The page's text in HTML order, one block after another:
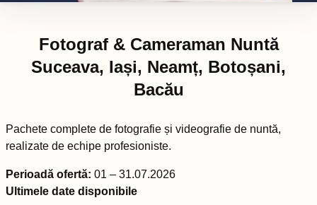
Fotograf & Cameraman Nuntă
Suceava, Iași, Neamț, Botoșani,
Bacău
Pachete complete de fotografie și videografie de nuntă,
realizate de echipe profesioniste.
Perioadă ofertă: 01 – 31.07.2026
Ultimele date disponibile